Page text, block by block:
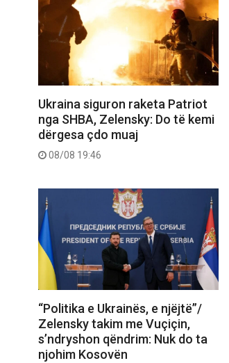
Ukraina siguron raketa Patriot
nga SHBA, Zelensky: Do të kemi
dërgesa çdo muaj
08/08 19:46
“Politika e Ukrainës, e njëjtë”/
Zelensky takim me Vuçiçin,
s’ndryshon qëndrim: Nuk do ta
njohim Kosovën